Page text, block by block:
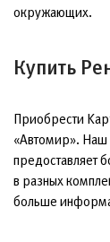
окружающих.
Купить
Приобрести
«Автомир». Наш
предоставляет
в разных
больше